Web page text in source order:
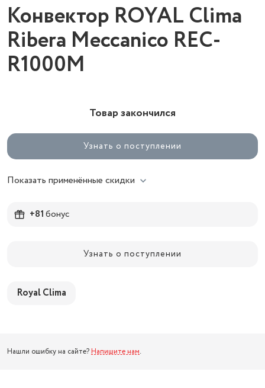
Конвектор ROYAL Clima
Ribera Meccanico REC-
R1000M
Товар закончился
Узнать о поступлении
Показать применённые скидки
+81бонус
Узнать о поступлении
Royal Clima
Нашли ошибку на сайте? Напишите нам.